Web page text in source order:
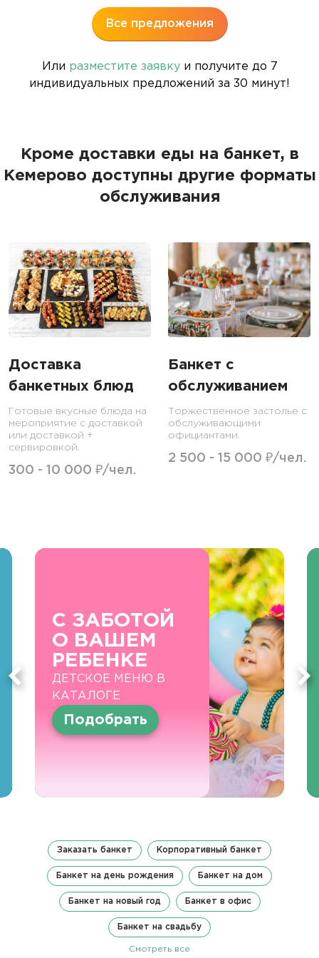
Все предложения
Или разместите заявкуи получите до 7
индивидуальных предложений за 30 минут!
Кроме доставки еды на банкет, в
Кемерово доступны другие форматы
обслуживания
Доставка
банкетных блюд
Готовые вкусные блюда на
мероприятие с доставкой
или доставкой +
сервировкой.
300 - 10 000 ₽/чел.
Банкет с
обслуживанием
Торжественное застолье с
обслуживающими
официантами.
2 500 - 15 000 ₽/чел.
С ЗАБОТОЙ
О ВАШЕМ
РЕБЕНКЕ
ДЕТСКОЕ МЕНЮ В
КАТАЛОГЕ
Подобрать
Заказать банкет Корпоративный банкет
Банкет на день рождения Банкет на дом
Банкет на новый год Банкет в офис
Банкет на свадьбу
Смотреть все